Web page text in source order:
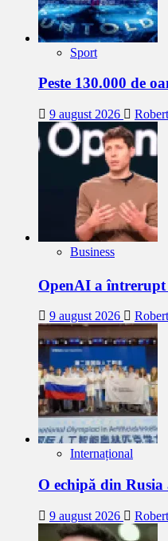
Sport
Peste 130.000 de
9 august 2026 Robert
Business
OpenAI a
9 august 2026
Internațional
O echipă din
9 august 2026 Robert